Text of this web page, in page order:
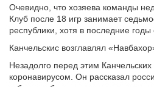
Очевидно, что хозяева команды
Клуб после 18 игр занимает
республики, хотя в последние
Канчельскис возглавлял
Незадолго перед этим
коронавирусом. Он рассказал